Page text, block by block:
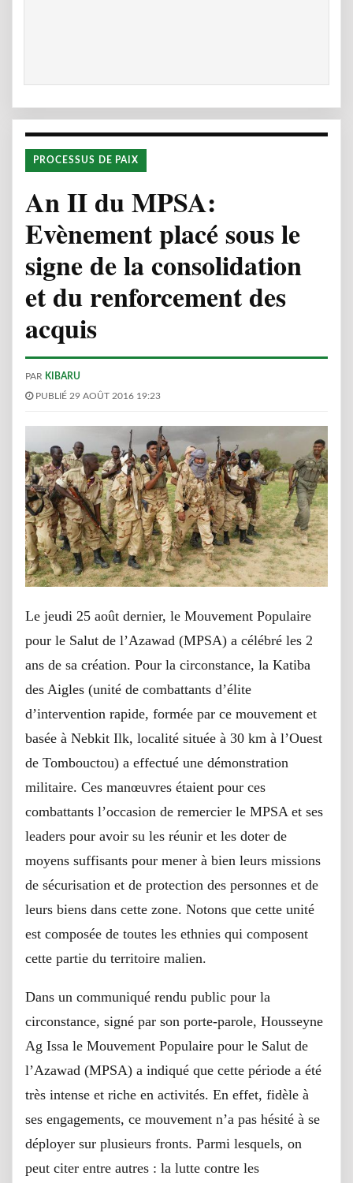
PROCESSUS DE PAIX
An II du MPSA:
Evènement placé sous le
signe de la consolidation
et du renforcement des
acquis
PAR KIBARU
PUBLIÉ 29 AOÛT 2016 19:23
Le jeudi 25 août dernier, le Mouvement Populaire
pour le Salut de l’Azawad (MPSA) a célébré les 2
ans de sa création. Pour la circonstance, la Katiba
des Aigles (unité de combattants d’élite
d’intervention rapide, formée par ce mouvement et
basée à Nebkit Ilk, localité située à 30 km à l’Ouest
de Tombouctou) a effectué une démonstration
militaire. Ces manœuvres étaient pour ces
combattants l’occasion de remercier le MPSA et ses
leaders pour avoir su les réunir et les doter de
moyens suffisants pour mener à bien leurs missions
de sécurisation et de protection des personnes et de
leurs biens dans cette zone. Notons que cette unité
est composée de toutes les ethnies qui composent
cette partie du territoire malien.
Dans un communiqué rendu public pour la
circonstance, signé par son porte-parole, Housseyne
Ag Issa le Mouvement Populaire pour le Salut de
l’Azawad (MPSA) a indiqué que cette période a été
très intense et riche en activités. En effet, fidèle à
ses engagements, ce mouvement n’a pas hésité à se
déployer sur plusieurs fronts. Parmi lesquels, on
peut citer entre autres : la lutte contre les